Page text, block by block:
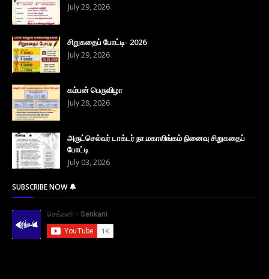
July 29, 2026
சிறுகதைப் போட்டி- 2026
July 29, 2026
கம்பன் பெருவிழா
July 28, 2026
அருட்செல்வர் டாக்டர் நா.மகாலிங்கம் நினைவு சிறுகதைப்
போட்டி
July 03, 2026
SUBSCRIBE NOW 🔔